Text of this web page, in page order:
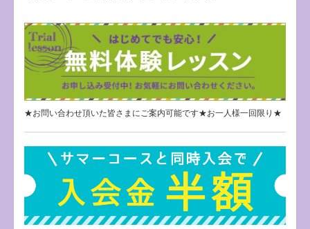
★お問い合わせ頂いた皆さまにご案内可能です★お一人様一回限り★